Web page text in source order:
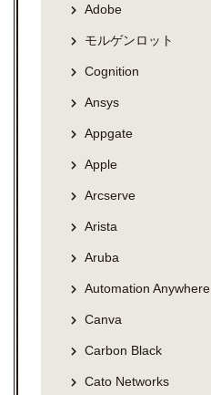
Adobe
モルゲンロット
Cognition
Ansys
Appgate
Apple
Arcserve
Arista
Aruba
Automation Anywhere
Canva
Carbon Black
Cato Networks